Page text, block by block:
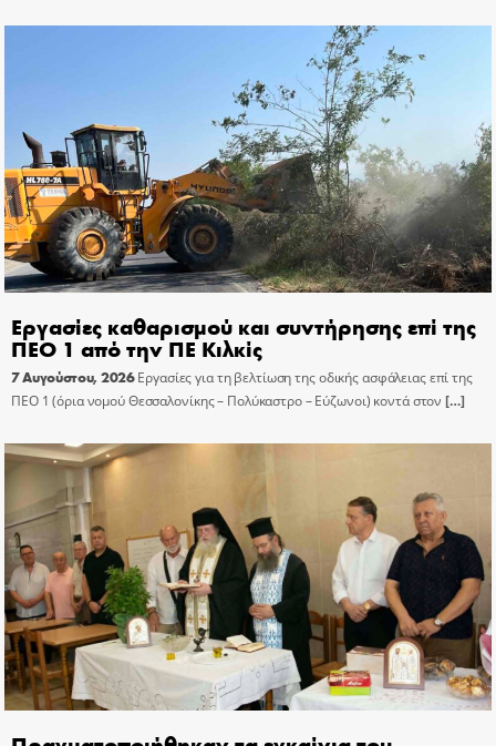
Εργασίες καθαρισμού και συντήρησης επί της
ΠΕΟ 1 από την ΠΕ Κιλκίς
7 Αυγούστου, 2026 Εργασίες για τη βελτίωση της οδικής ασφάλειας επί της
ΠΕΟ 1 (όρια νομού Θεσσαλονίκης – Πολύκαστρο – Εύζωνοι) κοντά στον […]